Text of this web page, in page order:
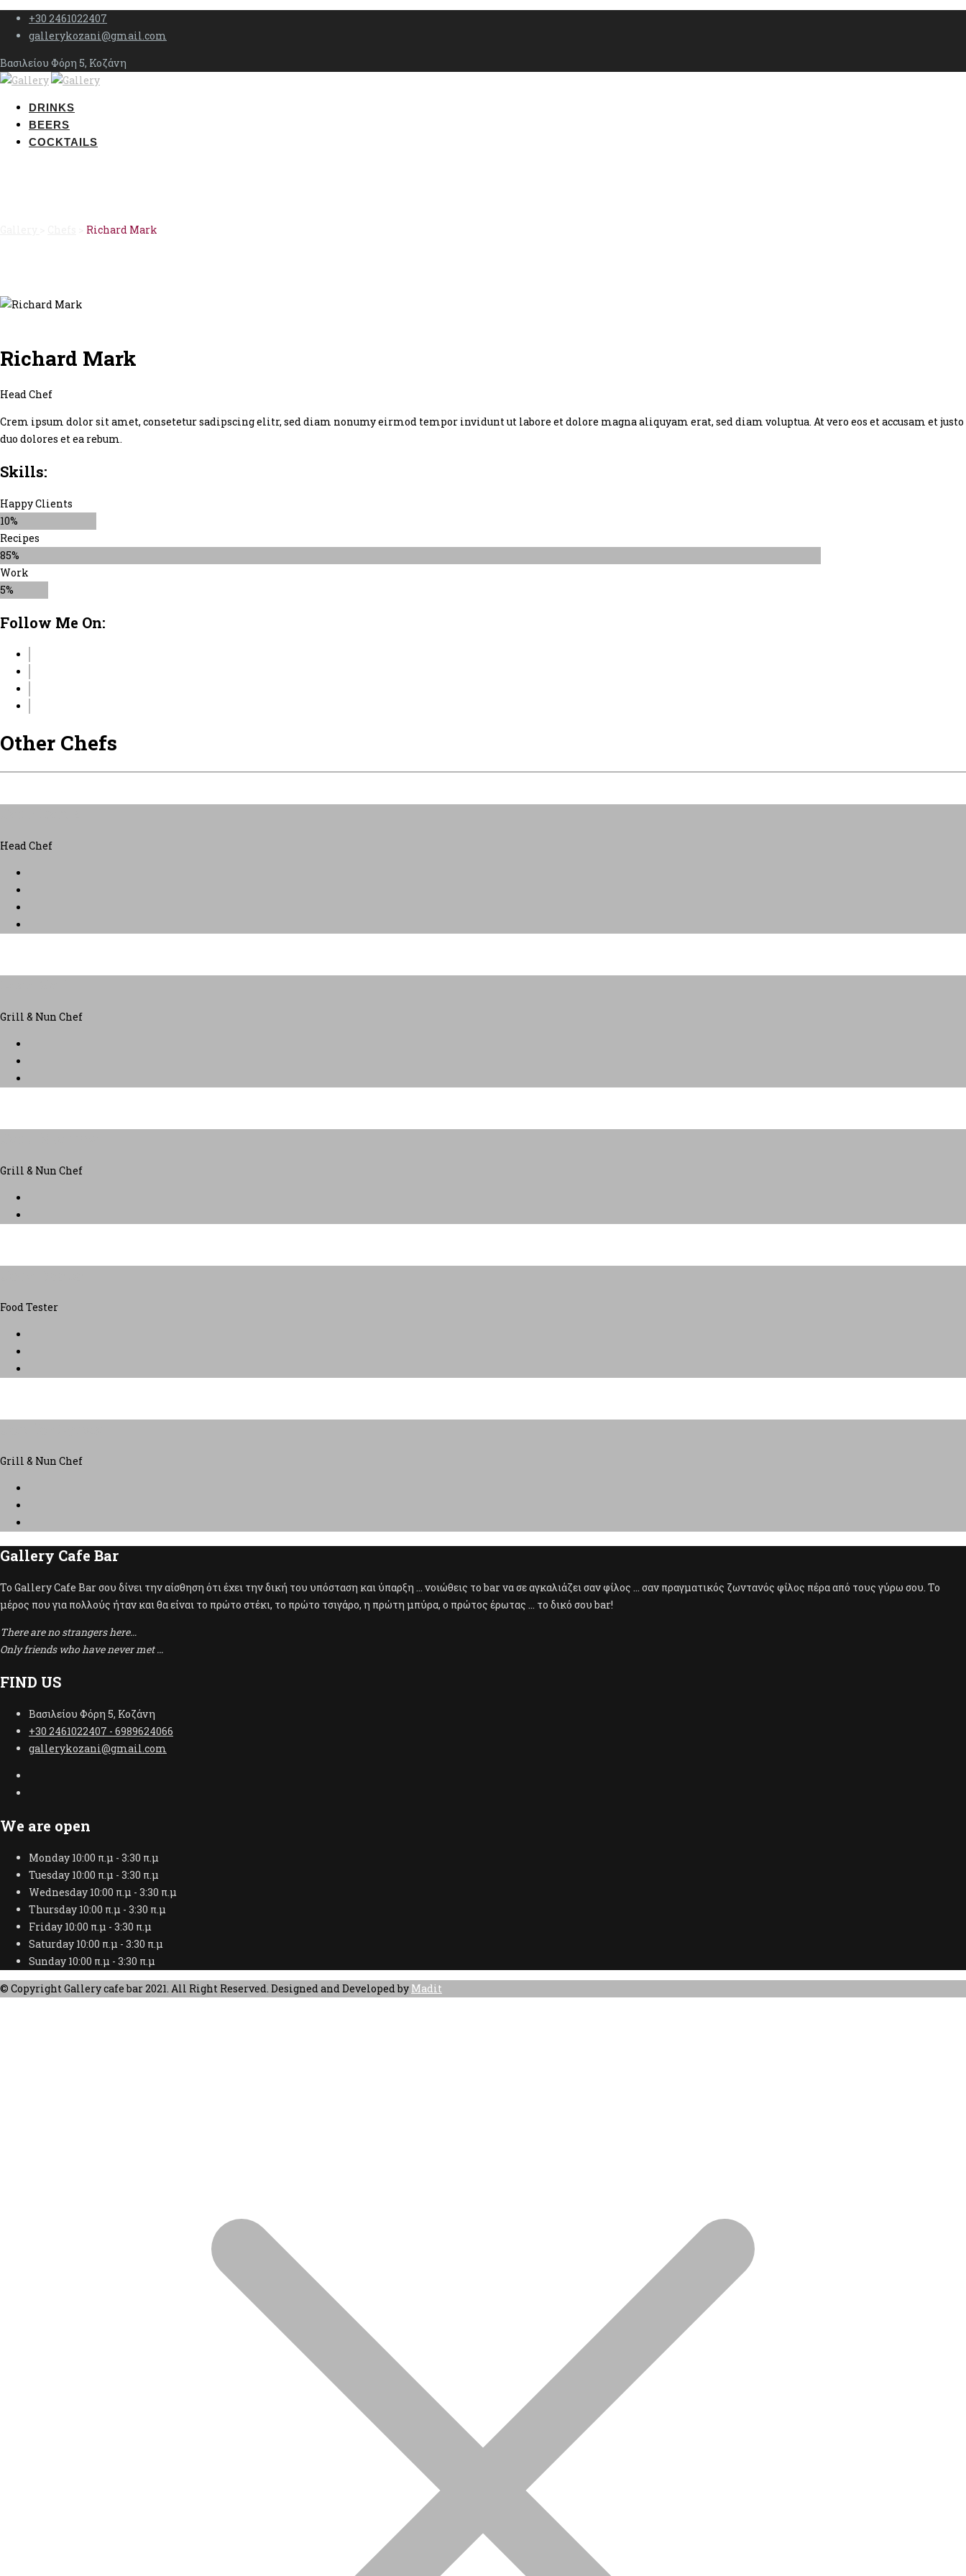
+30 2461022407
gallerykozani@gmail.com
Βασιλείου Φόρη 5, Κοζάνη
DRINKS
BEERS
COCKTAILS
Richard Mark
Richard Mark
Head Chef
Crem ipsum dolor sit amet, consetetur sadipscing elitr, sed diam nonumy eirmod tempor invidunt ut labore et dolore magna aliquyam erat, sed diam voluptua. At vero eos et accusam et justo
duo dolores et ea rebum.
Skills:
Happy Clients
10%
Recipes
85%
Work
5%
Follow Me On:
Other Chefs
Head Chef
Grill & Nun Chef
Grill & Nun Chef
Food Tester
Grill & Nun Chef
Gallery Cafe Bar
To Gallery Cafe Bar σου δίνει την αίσθηση ότι έχει την δική του υπόσταση και ύπαρξη ... νοιώθεις το bar να σε αγκαλιάζει σαν φίλος ... σαν πραγματικός ζωντανός φίλος πέρα από τους γύρω σου. Το
μέρος που για πολλούς ήταν και θα είναι το πρώτο στέκι, το πρώτο τσιγάρο, η πρώτη μπύρα, ο πρώτος έρωτας ... το δικό σου bar!
There are no strangers here…
Only friends who have never met …
FIND US
Βασιλείου Φόρη 5, Κοζάνη
+30 2461022407 - 6989624066
gallerykozani@gmail.com
We are open
Monday 10:00 π.μ - 3:30 π.μ
Tuesday 10:00 π.μ - 3:30 π.μ
Wednesday 10:00 π.μ - 3:30 π.μ
Thursday 10:00 π.μ - 3:30 π.μ
Friday 10:00 π.μ - 3:30 π.μ
Saturday 10:00 π.μ - 3:30 π.μ
Sunday 10:00 π.μ - 3:30 π.μ
© Copyright Gallery cafe bar 2021. All Right Reserved. Designed and Developed by Madit